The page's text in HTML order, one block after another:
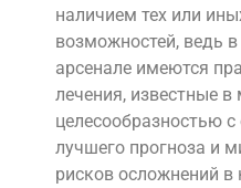
наличием тех или
возможностей, ведь
арсенале имеются
лечения, известные в
целесообразностью
лучшего прогноза и
рисков осложнений